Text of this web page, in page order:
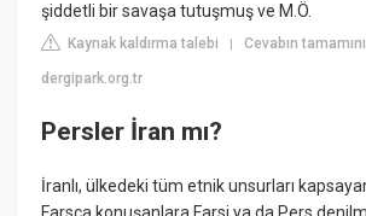
şiddetli bir savaşa tutuşmuş ve M.Ö.
Kaynak kaldırma talebi |Cevabın
dergipark.org.tr
Persler İran mı?
İranlı, ülkedeki tüm etnik unsurları